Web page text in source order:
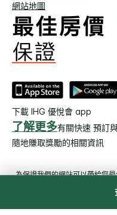
網站地圖
下載 IHG 優悅會 app
了解更多有關快速 預訂
隨地賺取獎勵的相關資訊
為保證我們的網站可以帶給您
© 2026 洲際飯店集團。保